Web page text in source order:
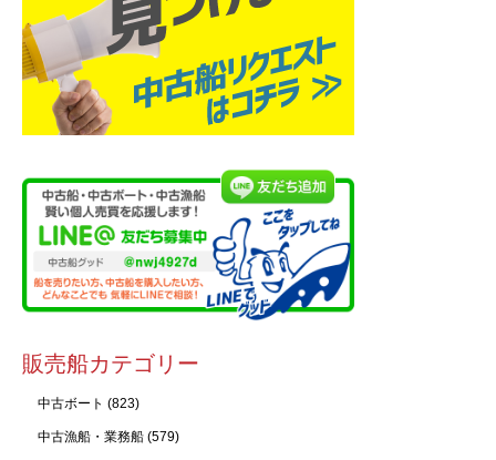
販売船カテゴリー
中古ボート (823)
中古漁船・業務船 (579)